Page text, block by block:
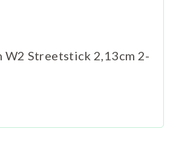
W2 Streetstick 2,13cm 2-